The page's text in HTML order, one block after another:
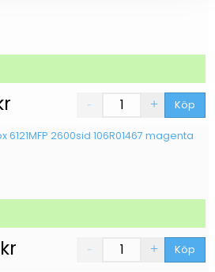
Köp
6121MFP 2600sid 106R01467 magenta
kr Köp